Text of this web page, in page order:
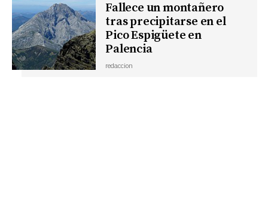
Fallece un montañero
tras precipitarse en el
Pico Espigüete en
Palencia
redaccion